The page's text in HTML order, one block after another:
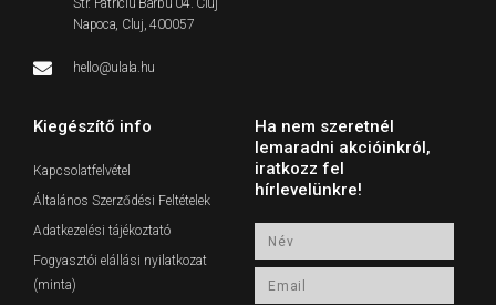
Str. Patriciu Barbu 04. Cluj
Napoca, Cluj, 400057
hello@ulala.hu
Kiegészítő info
Kapcsolatfelvétel
Általános Szerződési Feltételek
Adatkezelési tájékoztató
Fogyasztói elállási nyilatkozat
(minta)
Ha nem szeretnél
lemaradni akcióinkról,
iratkozz fel
hírlevelünkre!